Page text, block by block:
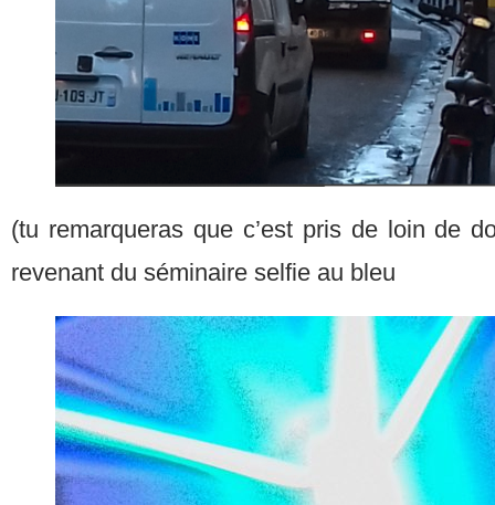
(tu remarqueras que c’est pris de loin de
revenant du séminaire selfie au bleu